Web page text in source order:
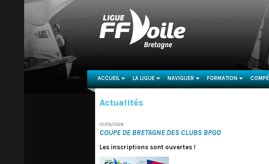
Actualités
13/05/2026
COUPE DE BRETAGNE DES CLUBS BPGO
Les inscriptions sont ouvertes !
ACCUEIL
...
LA LIGUE
...
NAVIGUER
...
FORMATION
...